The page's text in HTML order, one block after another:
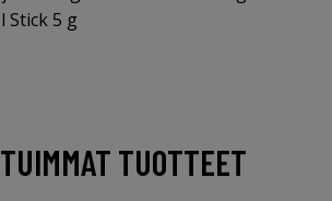
Stick 5 g
TUOTTEET